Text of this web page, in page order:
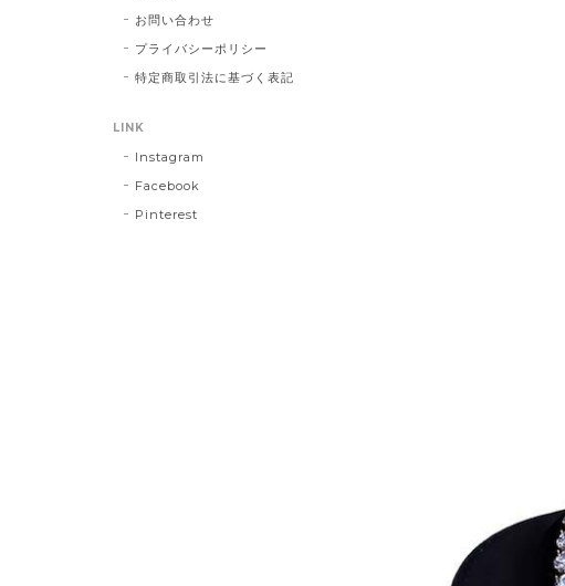
お問い合わせ
プライバシーポリシー
特定商取引法に基づく表記
LINK
Instagram
Facebook
Pinterest